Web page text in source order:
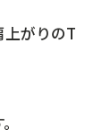
がりのT